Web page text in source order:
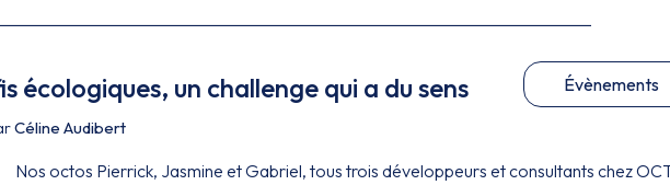
écologiques, un challenge qui a du sens Évènements
Céline Audibert
Nos octos Pierrick, Jasmine et Gabriel, tous trois développeurs et consultants chez